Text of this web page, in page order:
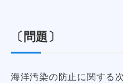
〔問題〕
海洋汚染の防止に関する